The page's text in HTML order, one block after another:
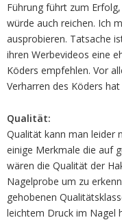
Führung führt zum
würde auch reichen. Ich
ausprobieren. Tatsache
ihren Werbevideos eine
Köders empfehlen. Vor
Verharren des Köders
Qualität:
Qualität kann man leider
einige Merkmale die auf
wären die Qualität der
Nagelprobe um zu
gehobenen
leichtem Druck im Nagel